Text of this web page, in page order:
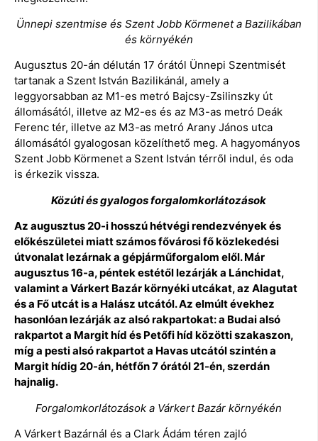
Ünnepi szentmise és Szent Jobb Körmenet a Bazilikában
és környékén
Augusztus 20-án délután 17 órától Ünnepi Szentmisét
tartanak a Szent István Bazilikánál, amely a
leggyorsabban az M1-es metró Bajcsy-Zsilinszky út
állomásától, illetve az M2-es és az M3-as metró Deák
Ferenc tér, illetve az M3-as metró Arany János utca
állomásától gyalogosan közelíthető meg. A hagyományos
Szent Jobb Körmenet a Szent István térről indul, és oda
is érkezik vissza.
Közúti és gyalogos forgalomkorlátozások
Az augusztus 20-i hosszú hétvégi rendezvények és
előkészületei miatt számos fővárosi fő közlekedési
útvonalat lezárnak a gépjárműforgalom elől. Már
augusztus 16-a, péntek estétől lezárják a Lánchidat,
valamint a Várkert Bazár környéki utcákat, az Alagutat
és a Fő utcát is a Halász utcától. Az elmúlt évekhez
hasonlóan lezárják az alsó rakpartokat: a Budai alsó
rakpartot a Margit híd és Petőfi híd közötti szakaszon,
míg a pesti alsó rakpartot a Havas utcától szintén a
Margit hídig 20-án, hétfőn 7 órától 21-én, szerdán
hajnalig.
Forgalomkorlátozások a Várkert Bazár környékén
A Várkert Bazárnál és a Clark Ádám téren zajló